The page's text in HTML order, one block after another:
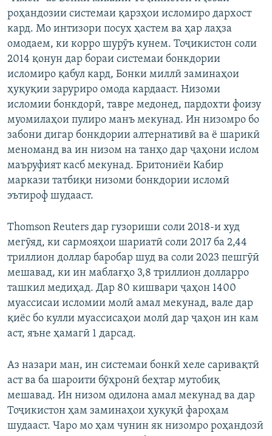
роҳандозии системаи қарзҳои исломиро дархост
кард. Мо интизори посух ҳастем ва ҳар лаҳза
омодаем, ки корро шурӯъ кунем. Тоҷикистон соли
2014 қонун дар бораи системаи бонкдории
исломиро қабул кард, Бонки миллӣ заминаҳои
ҳуқуқии заруриро омода кардааст. Низоми
исломии бонкдорӣ, тавре медонед, пардохти фоизу
муомилаҳои пулиро манъ мекунад. Ин низомро бо
забони дигар бонкдории алтернативӣ ва ё шарикӣ
меноманд ва ин низом на танҳо дар ҷаҳони ислом
маъруфият касб мекунад. Бритониёи Кабир
маркази татбиқи низоми бонкдории исломӣ
эътироф шудааст.
Thomson Reuters дар гузориши соли 2018-и худ
мегӯяд, ки сармояҳои шариатӣ соли 2017 ба 2,44
триллион доллар баробар шуд ва соли 2023 пешгӯӣ
мешавад, ки ин маблағҳо 3,8 триллион долларро
ташкил медиҳад. Дар 80 кишвари ҷаҳон 1400
муассисаи исломии молӣ амал мекунад, вале дар
қиёс бо кулли муассисаҳои молӣ дар ҷаҳон ин кам
аст, яъне ҳамагӣ 1 дарсад.
Аз назари ман, ин системаи бонкӣ хеле саривақтӣ
аст ва ба шароити бӯҳронӣ беҳтар мутобиқ
мешавад. Ин низом одилона амал мекунад ва дар
Тоҷикистон ҳам заминаҳои ҳуқуқӣ фароҳам
шудааст. Чаро мо ҳам чунин як низомро роҳандозӣ